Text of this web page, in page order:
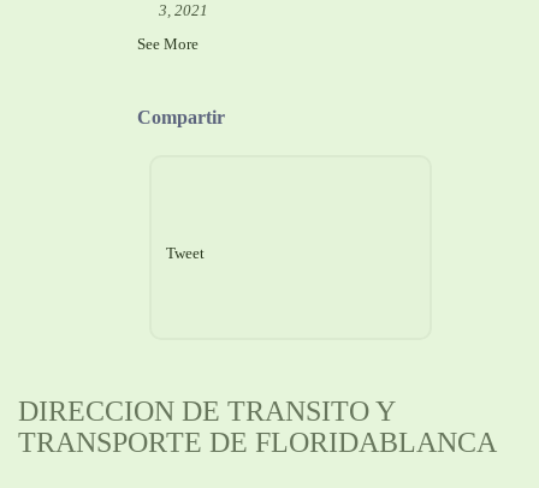
3, 2021
See More
Compartir
Tweet
DIRECCION DE TRANSITO Y
TRANSPORTE DE FLORIDABLANCA